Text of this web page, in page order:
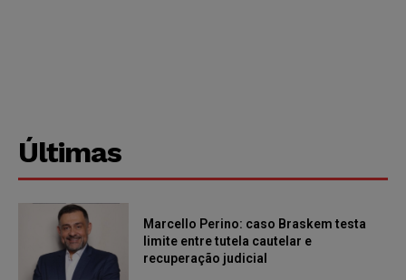
Últimas
Marcello Perino: caso Braskem testa
limite entre tutela cautelar e
recuperação judicial